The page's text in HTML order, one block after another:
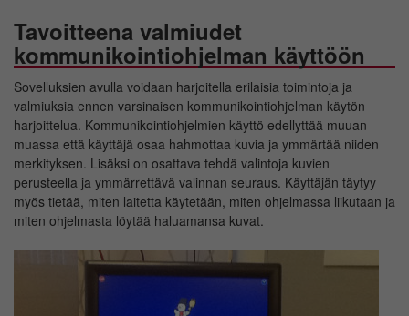
Tavoitteena valmiudet
kommunikointiohjelman käyttöön
Sovelluksien avulla voidaan harjoitella erilaisia toimintoja ja
valmiuksia ennen varsinaisen kommunikointiohjelman käytön
harjoittelua. Kommunikointiohjelmien käyttö edellyttää muuan
muassa että käyttäjä osaa hahmottaa kuvia ja ymmärtää niiden
merkityksen. Lisäksi on osattava tehdä valintoja kuvien
perusteella ja ymmärrettävä valinnan seuraus. Käyttäjän täytyy
myös tietää, miten laitetta käytetään, miten ohjelmassa liikutaan ja
miten ohjelmasta löytää haluamansa kuvat.